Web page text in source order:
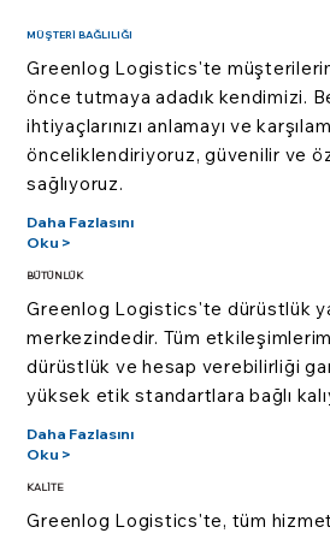
MÜŞTERİ BAĞLILIĞI
Greenlog Logistics'te
önce tutmaya adadık kendimizi.
ihtiyaçlarınızı anlamayı ve
önceliklendiriyoruz, güvenilir ve
sağlıyoruz.
Daha Fazlasını
Oku >
BÜTÜNLÜK
Greenlog Logistics'te dürüstlük
merkezindedir. Tüm
dürüstlük ve hesap verebilirliği
yüksek etik standartlara bağlı
Daha Fazlasını
Oku >
KALİTE
Greenlog Logistics'te, tüm